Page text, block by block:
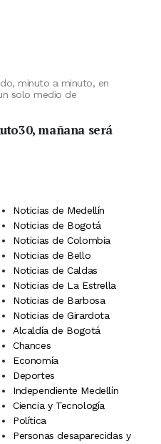
minuto a minuto, en
solo medio de
mañana será
Noticias de Medellín
Noticias de Bogotá
Noticias de Colombia
Noticias de Bello
Noticias de Caldas
Noticias de La Estrella
Noticias de Barbosa
Noticias de Girardota
Alcaldía de Bogotá
Chances
Economía
Deportes
Independiente Medellín
Ciencia y Tecnología
Política
Personas desaparecidas y